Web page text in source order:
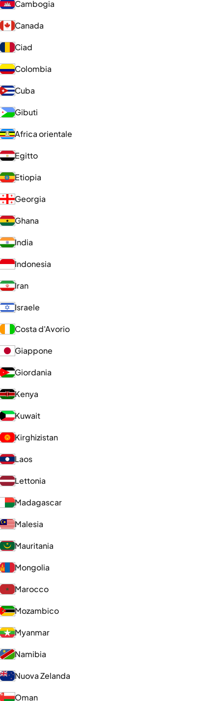
Cambogia
Canada
Ciad
Colombia
Cuba
Gibuti
Africa orientale
Egitto
Etiopia
Georgia
Ghana
India
Indonesia
Iran
Israele
Costa d'Avorio
Giappone
Giordania
Kenya
Kuwait
Kirghizistan
Laos
Lettonia
Madagascar
Malesia
Mauritania
Mongolia
Marocco
Mozambico
Myanmar
Namibia
Nuova Zelanda
Oman